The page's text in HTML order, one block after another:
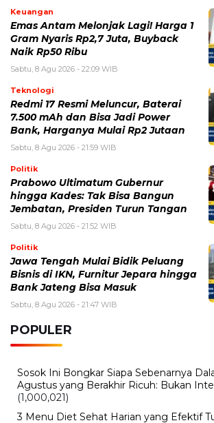
BERITA TERKAIT
Jumat, 7 Agustus 2026 - 12:17 WIB
Wanita Tidak Bercerita Tapi Sering
Mengenal Weaponized Incompetence
Hubungan Asmara
Senin, 3 Agustus 2026 - 15:06 WIB
Karier, Keuangan hingga Asmara
Sabtu, 1 Agustus 2026 - 11:34 WIB
Miss Supranational 2026 Jadi Sorotan,
Peserta, dan Fakta Kontes Kecantikan
Sabtu, 1 Agustus 2026 - 10:44 WIB
Hari Girlfriend Day 2026 Jatuh pada
BERITA TERBARU